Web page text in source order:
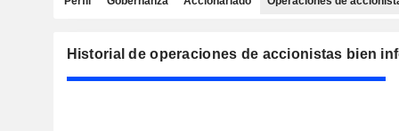
Historial de operaciones de accionistas bien